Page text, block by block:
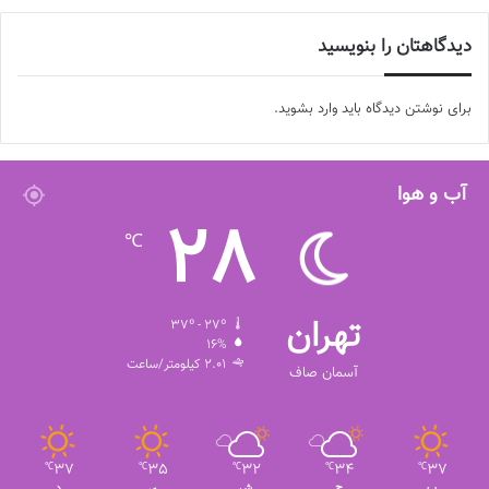
دیدگاهتان را بنویسید
برای نوشتن دیدگاه باید وارد بشوید.
آب و هوا
تهران
آسمان صاف
28
℃
16%
2.01 کیلومتر/ساعت
37
℃
34
℃
32
℃
35
℃
37
℃